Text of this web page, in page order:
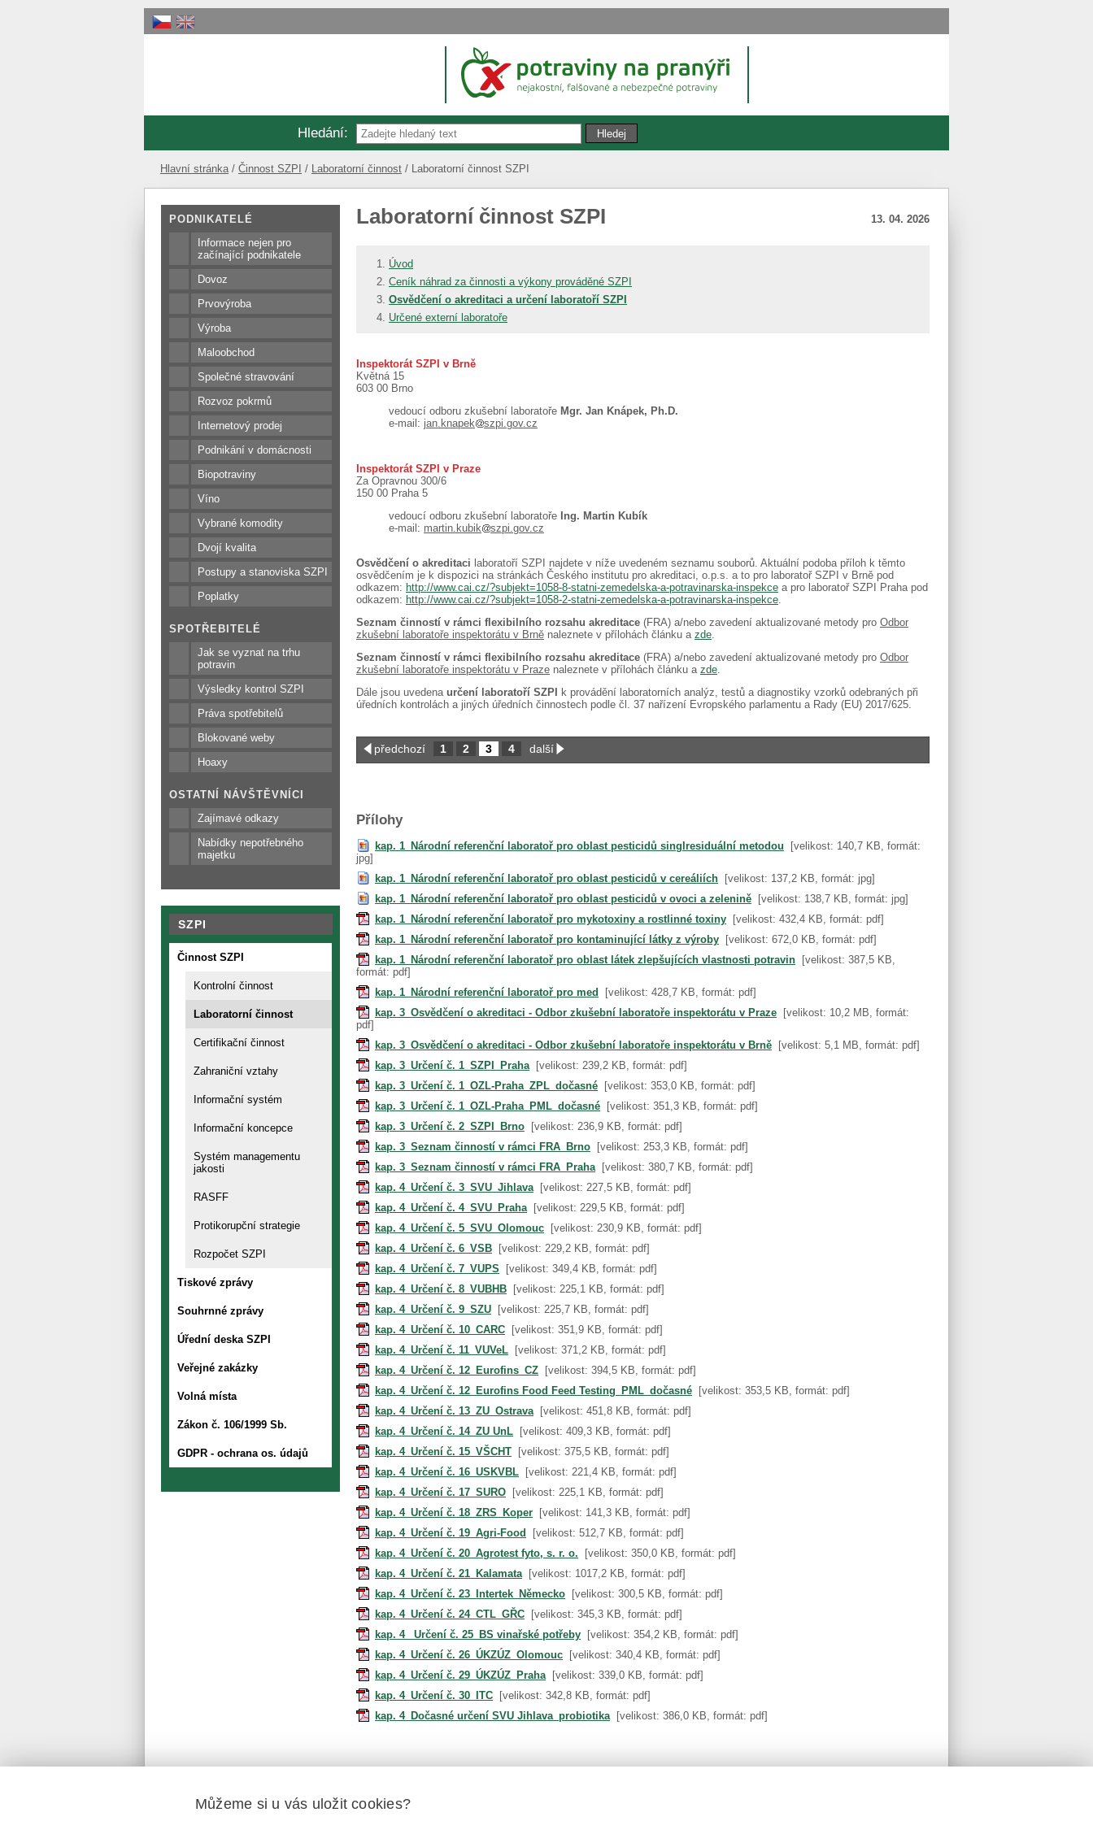
Hledání:
Hlavní stránka Činnost SZPI Laboratorní činnost Laboratorní činnost SZPI
PODNIKATELÉ
Informace nejen pro
začínající podnikatele
Dovoz
Prvovýroba
Výroba
Maloobchod
Společné stravování
Rozvoz pokrmů
Internetový prodej
Podnikání v domácnosti
Biopotraviny
Víno
Vybrané komodity
Dvojí kvalita
Postupy a stanoviska SZPI
Poplatky
SPOTŘEBITELÉ
Jak se vyznat na trhu
potravin
Výsledky kontrol SZPI
Práva spotřebitelů
Blokované weby
Hoaxy
OSTATNÍ NÁVŠTĚVNÍCI
Zajímavé odkazy
Nabídky nepotřebného
majetku
SZPI
Činnost SZPI
Kontrolní činnost
Laboratorní činnost
Certifikační činnost
Zahraniční vztahy
Informační systém
Informační koncepce
Systém managementu
jakosti
RASFF
Protikorupční strategie
Rozpočet SZPI
Tiskové zprávy
Souhrnné zprávy
Úřední deska SZPI
Veřejné zakázky
Volná místa
Zákon č. 106/1999 Sb.
GDPR - ochrana os. údajů
Laboratorní činnost SZPI 13. 04. 2026
Úvod
Ceník náhrad za činnosti a výkony prováděné SZPI
Osvědčení o akreditaci a určení laboratoří SZPI
Určené externí laboratoře
Inspektorát SZPI v Brně
Květná 15
603 00 Brno
vedoucí odboru zkušební laboratoře Mgr. Jan Knápek, Ph.D.
e-mail: jan.knapek szpi.gov.cz
Inspektorát SZPI v Praze
Za Opravnou 300/6
150 00 Praha 5
vedoucí odboru zkušební laboratoře Ing. Martin Kubík
e-mail: martin.kubik szpi.gov.cz
Osvědčení o akreditaci laboratoří SZPI najdete v níže uvedeném seznamu souborů. Aktuální podoba příloh k těmto
osvědčením je k dispozici na stránkách Českého institutu pro akreditaci, o.p.s. a to pro laboratoř SZPI v Brně pod
odkazem: http://www.cai.cz/?subjekt=1058-8-statni-zemedelska-a-potravinarska-inspekce a pro laboratoř SZPI Praha pod
odkazem: http://www.cai.cz/?subjekt=1058-2-statni-zemedelska-a-potravinarska-inspekce
Seznam činností v rámci flexibilního rozsahu akreditace (FRA) a/nebo zavedení aktualizované metody pro Odbor
zkušební laboratoře inspektorátu v Brně naleznete v přílohách článku a zde
Seznam činností v rámci flexibilního rozsahu akreditace (FRA) a/nebo zavedení aktualizované metody pro Odbor
zkušební laboratoře inspektorátu v Praze naleznete v přílohách článku a zde
Dále jsou uvedena určení laboratoří SZPI k provádění laboratorních analýz, testů a diagnostiky vzorků odebraných při
úředních kontrolách a jiných úředních činnostech podle čl. 37 nařízení Evropského parlamentu a Rady (EU) 2017/625.
předchozí 1 2 3 4 další
Přílohy
kap. 1_Národní referenční laboratoř pro oblast pesticidů singlresiduální metodou
[velikost: 140,7 KB, formát:
jpg]
kap. 1_Národní referenční laboratoř pro oblast pesticidů v cereáliích
[velikost: 137,2 KB, formát: jpg]
kap. 1_Národní referenční laboratoř pro oblast pesticidů v ovoci a zelenině
[velikost: 138,7 KB, formát: jpg]
kap. 1_Národní referenční laboratoř pro mykotoxiny a rostlinné toxiny
[velikost: 432,4 KB, formát: pdf]
kap. 1_Národní referenční laboratoř pro kontaminující látky z výroby
[velikost: 672,0 KB, formát: pdf]
kap. 1_Národní referenční laboratoř pro oblast látek zlepšujících vlastnosti potravin
[velikost: 387,5 KB,
formát: pdf]
kap. 1_Národní referenční laboratoř pro med
[velikost: 428,7 KB, formát: pdf]
kap. 3_Osvědčení o akreditaci - Odbor zkušební laboratoře inspektorátu v Praze
[velikost: 10,2 MB, formát:
pdf]
kap. 3_Osvědčení o akreditaci - Odbor zkušební laboratoře inspektorátu v Brně
[velikost: 5,1 MB, formát: pdf]
kap. 3_Určení č. 1_SZPI_Praha
[velikost: 239,2 KB, formát: pdf]
kap. 3_Určení č. 1_OZL-Praha_ZPL_dočasné
[velikost: 353,0 KB, formát: pdf]
kap. 3_Určení č. 1_OZL-Praha_PML_dočasné
[velikost: 351,3 KB, formát: pdf]
kap. 3_Určení č. 2_SZPI_Brno
[velikost: 236,9 KB, formát: pdf]
kap. 3_Seznam činností v rámci FRA_Brno
[velikost: 253,3 KB, formát: pdf]
kap. 3_Seznam činností v rámci FRA_Praha
[velikost: 380,7 KB, formát: pdf]
kap. 4_Určení č. 3_SVU_Jihlava
[velikost: 227,5 KB, formát: pdf]
kap. 4_Určení č. 4_SVU_Praha
[velikost: 229,5 KB, formát: pdf]
kap. 4_Určení č. 5_SVU_Olomouc
[velikost: 230,9 KB, formát: pdf]
kap. 4_Určení č. 6_VSB
[velikost: 229,2 KB, formát: pdf]
kap. 4_Určení č. 7_VUPS
[velikost: 349,4 KB, formát: pdf]
kap. 4_Určení č. 8_VUBHB
[velikost: 225,1 KB, formát: pdf]
kap. 4_Určení č. 9_SZU
[velikost: 225,7 KB, formát: pdf]
kap. 4_Určení č. 10_CARC
[velikost: 351,9 KB, formát: pdf]
kap. 4_Určení č. 11_VUVeL
[velikost: 371,2 KB, formát: pdf]
kap. 4_Určení č. 12_Eurofins_CZ
[velikost: 394,5 KB, formát: pdf]
kap. 4_Určení č. 12_Eurofins Food Feed Testing_PML_dočasné
[velikost: 353,5 KB, formát: pdf]
kap. 4_Určení č. 13_ZU_Ostrava
[velikost: 451,8 KB, formát: pdf]
kap. 4_Určení č. 14_ZU UnL
[velikost: 409,3 KB, formát: pdf]
kap. 4_Určení č. 15_VŠCHT
[velikost: 375,5 KB, formát: pdf]
kap. 4_Určení č. 16_USKVBL
[velikost: 221,4 KB, formát: pdf]
kap. 4_Určení č. 17_SURO
[velikost: 225,1 KB, formát: pdf]
kap. 4_Určení č. 18_ZRS_Koper
[velikost: 141,3 KB, formát: pdf]
kap. 4_Určení č. 19_Agri-Food
[velikost: 512,7 KB, formát: pdf]
kap. 4_Určení č. 20_Agrotest fyto, s. r. o.
[velikost: 350,0 KB, formát: pdf]
kap. 4_Určení č. 21_Kalamata
[velikost: 1017,2 KB, formát: pdf]
kap. 4_Určení č. 23_Intertek_Německo
[velikost: 300,5 KB, formát: pdf]
kap. 4_Určení č. 24_CTL_GŘC
[velikost: 345,3 KB, formát: pdf]
kap. 4_ Určení č. 25_BS vinařské potřeby
[velikost: 354,2 KB, formát: pdf]
kap. 4_Určení č. 26_ÚKZÚZ_Olomouc
[velikost: 340,4 KB, formát: pdf]
kap. 4_Určení č. 29_ÚKZÚZ_Praha
[velikost: 339,0 KB, formát: pdf]
kap. 4_Určení č. 30_ITC
[velikost: 342,8 KB, formát: pdf]
kap. 4_Dočasné určení SVU Jihlava_probiotika
[velikost: 386,0 KB, formát: pdf]
Můžeme si u vás uložit cookies?